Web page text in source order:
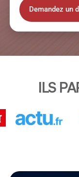
Demandez un
ILS